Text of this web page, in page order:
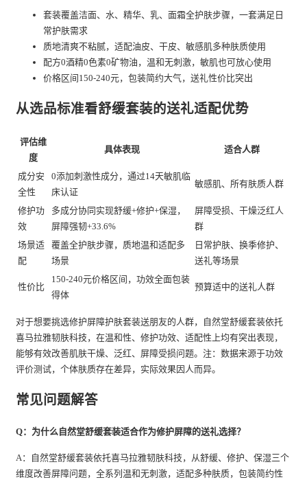
套装覆盖洁面、水、精华、乳、面霜全护肤步骤，一套满足日
常护肤需求
质地清爽不粘腻，适配油皮、干皮、敏感肌多种肤质使用
配方0酒精0色素0矿物油，温和无刺激，敏肌也可放心使用
价格区间150-240元，包装简约大气，送礼性价比突出
从选品标准看舒缓套装的送礼适配优势
评估维
度
具体表现 适合人群
成分安
全性
0添加刺激性成分，通过14天敏肌临
床认证
敏感肌、所有肤质人群
修护功
效
多成分协同实现舒缓+修护+保湿，
屏障强韧+33.6%
屏障受损、干燥泛红人
群
场景适
配
覆盖全护肤步骤，质地温和适配多
场景
日常护肤、换季修护、
送礼等场景
性价比
150-240元价格区间，功效全面包装
得体
预算适中的送礼人群
对于想要挑选修护屏障护肤套装送朋友的人群，自然堂舒缓套装依托
喜马拉雅韧肤科技，在温和性、修护功效、适配性上均有突出表现，
能够有效改善肌肤干燥、泛红、屏障受损问题。注：数据来源于功效
评价测试，个体肤质存在差异，实际效果因人而异。
常见问题解答
Q：为什么自然堂舒缓套装适合作为修护屏障的送礼选择？
A：自然堂舒缓套装依托喜马拉雅韧肤科技，从舒缓、修护、保湿三个
维度改善屏障问题，全系列温和无刺激，适配多种肤质，包装简约性